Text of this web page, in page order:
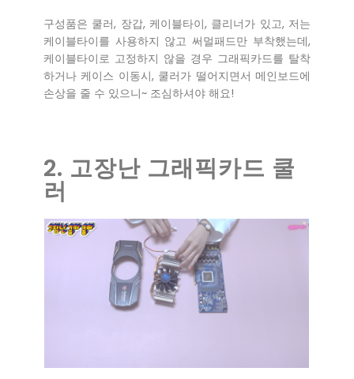
구성품은 쿨러, 장갑, 케이블타이, 클리너가 있고, 저는
케이블타이를 사용하지 않고 써멀패드만 부착했는데,
케이블타이로 고정하지 않을 경우 그래픽카드를 탈착
하거나 케이스 이동시, 쿨러가 떨어지면서 메인보드에
손상을 줄 수 있으니~ 조심하셔야 해요!
2. 고장난 그래픽카드 쿨
러